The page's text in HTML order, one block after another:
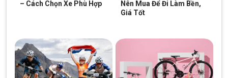
– Cách Chọn Xe Phù Hợp
Nên Mua Để Đi Làm Bền,
Giá Tốt